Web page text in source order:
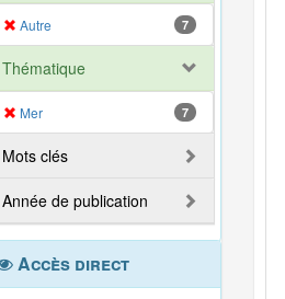
Autre 7
Thématique
Mer 7
Mots clés
Année de publication
Accès direct